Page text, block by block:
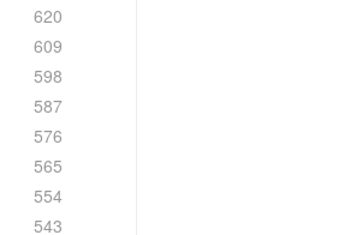
620
609
598
587
576
565
554
543